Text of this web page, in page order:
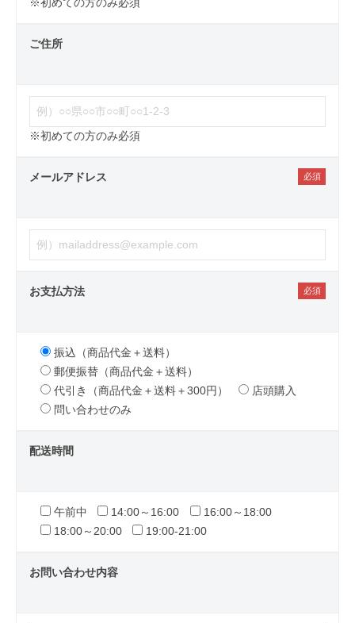
※初めての方のみ必須
ご住所
※初めての方のみ必須
メールアドレス
お支払方法
振込（商品代金＋送料）
郵便振替（商品代金＋送料）
代引き（商品代金＋送料＋300円）
店頭購入
問い合わせのみ
配送時間
午前中 14:00～16:00
16:00～18:00
18:00～20:00
19:00-21:00
お問い合わせ内容